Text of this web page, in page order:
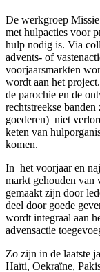
De werkgroep
met hulpacties voor
hulp nodig is. Via
advents- of
voorjaarsmarkten
wordt aan het
de parochie en de
rechtstreekse
goederen) niet
keten van
komen.
In het voorjaar en
markt gehouden van
gemaakt zijn door
deel door goede
wordt integraal aan
advensactie
Zo zijn in de laatste
Haïti, Oekraïne,